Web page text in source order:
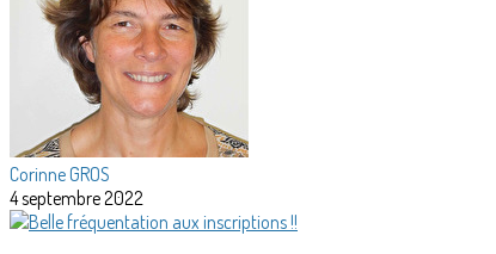
Corinne GROS
4 septembre 2022